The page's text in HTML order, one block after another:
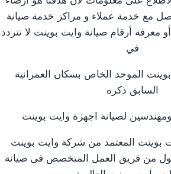
مع خدمة عملاء و مراكز خدمة صيانة
معرفة أرقام صيانة وايت بوينت لا تتردد
في
الموحد الخاص بسكان العمرانية
السابق ذكره
لصيانة اجهزة وايت بوينت
بوينت المعتمد من شركة وايت بوينت
من فريق العمل المتخصص فى صيانة